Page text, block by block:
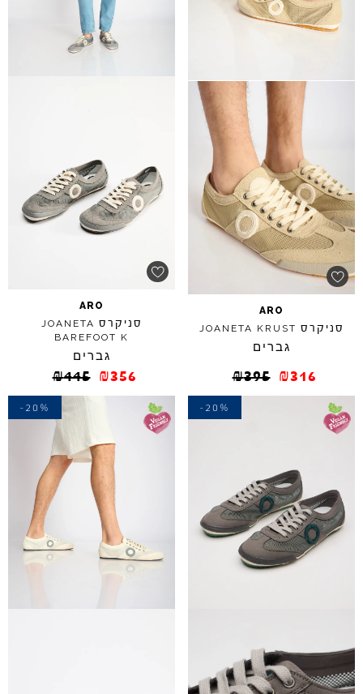
ARO
סניקרס JOANETA KRUST
גברים
₪395 ₪316
ARO
סניקרס JOANETA
BAREFOOT K
גברים
₪445 ₪356
-20%
-20%